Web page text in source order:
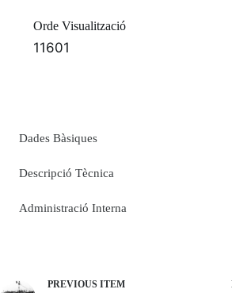
Orde Visualització
11601
Dades Bàsiques
Descripció Tècnica
Administració Interna
PREVIOUS ITEM